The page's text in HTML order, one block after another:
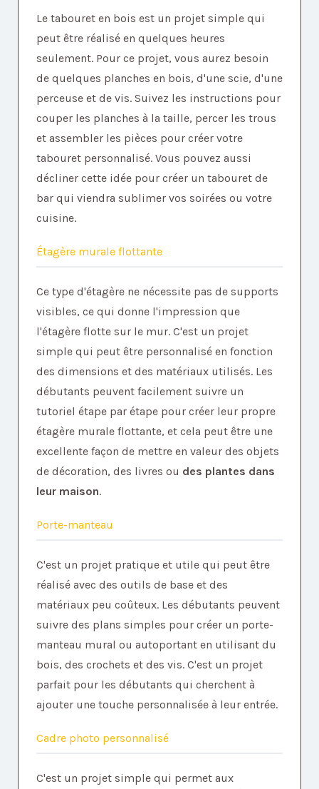
Le tabouret en bois est un projet simple qui
peut être réalisé en quelques heures
seulement. Pour ce projet, vous aurez besoin
de quelques planches en bois, d'une scie, d'une
perceuse et de vis. Suivez les instructions pour
couper les planches à la taille, percer les trous
et assembler les pièces pour créer votre
tabouret personnalisé. Vous pouvez aussi
décliner cette idée pour créer un tabouret de
bar qui viendra sublimer vos soirées ou votre
cuisine.
Étagère murale flottante
Ce type d'étagère ne nécessite pas de supports
visibles, ce qui donne l'impression que
l'étagère flotte sur le mur. C'est un projet
simple qui peut être personnalisé en fonction
des dimensions et des matériaux utilisés. Les
débutants peuvent facilement suivre un
tutoriel étape par étape pour créer leur propre
étagère murale flottante, et cela peut être une
excellente façon de mettre en valeur des objets
de décoration, des livres ou des plantes dans
leur maison.
Porte-manteau
C'est un projet pratique et utile qui peut être
réalisé avec des outils de base et des
matériaux peu coûteux. Les débutants peuvent
suivre des plans simples pour créer un porte-
manteau mural ou autoportant en utilisant du
bois, des crochets et des vis. C'est un projet
parfait pour les débutants qui cherchent à
ajouter une touche personnalisée à leur entrée.
Cadre photo personnalisé
C'est un projet simple qui permet aux